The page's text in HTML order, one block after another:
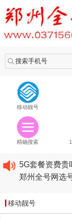
搜索手机号
移动靓号
精确搜索
2020​移动最新
2020​联通最新
5G套餐资费贵
郑州全号网选
2020​联通最新
2020​电信最新
移动靓号